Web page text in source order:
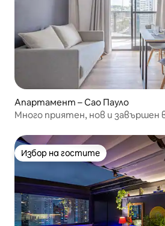
Апартамент – Сао Пауло
Много приятен, нов и завършен
Избор на гостите
Избор на гостите